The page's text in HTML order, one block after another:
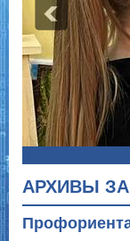
4 5
АРХИВЫ